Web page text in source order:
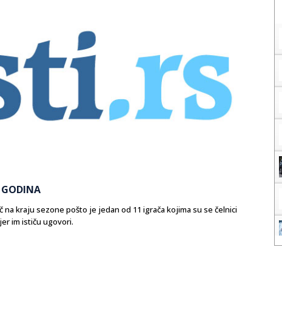
kraju sezone pošto je jedan od 11 igrača kojima su se čelnici
im ističu ugovori.